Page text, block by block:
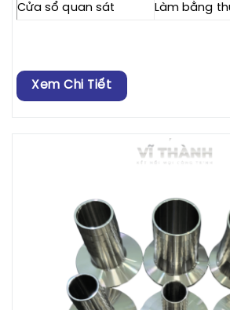
Cửa sổ quan sát
Làm bằng
Xem Chi Tiết